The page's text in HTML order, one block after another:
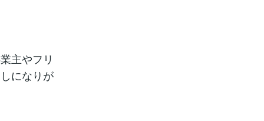
主やフリ
になりが